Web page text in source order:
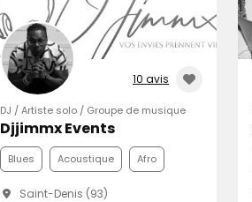
10 avis
DJ / Artiste solo / Groupe de musique
Djjimmx Events
Blues Acoustique Afro
Saint-Denis (93)